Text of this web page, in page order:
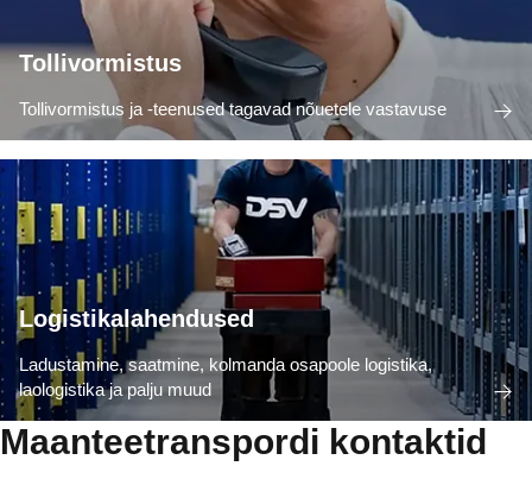
Tollivormistus
Tollivormistus ja -teenused tagavad nõuetele vastavuse
Logistikalahendused
Ladustamine, saatmine, kolmanda osapoole logistika,
laologistika ja palju muud
Maanteetranspordi kontaktid